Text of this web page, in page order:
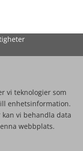
vi teknologier som
enhetsinformation.
vi behandla data
webbplats.